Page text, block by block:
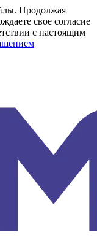
Продолжая
свое согласие
с настоящим